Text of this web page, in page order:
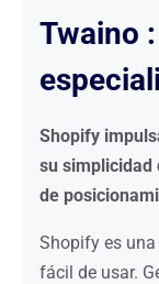
Twaino
Shopify
su simplicidad
de
Shopify es
fácil de usar.